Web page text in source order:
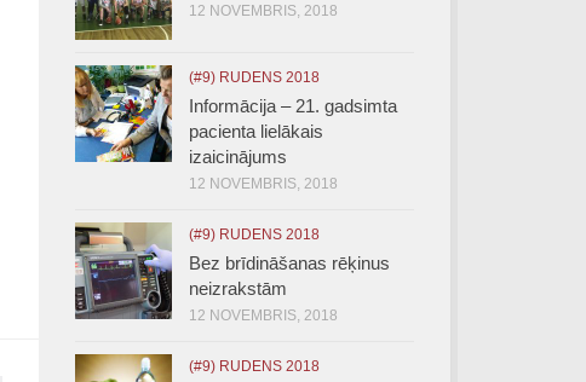
12 NOVEMBRIS, 2018
(#9) RUDENS 2018
Informācija – 21. gadsimta
pacienta lielākais
izaicinājums
12 NOVEMBRIS, 2018
(#9) RUDENS 2018
Bez brīdināšanas rēķinus
neizrakstām
12 NOVEMBRIS, 2018
(#9) RUDENS 2018